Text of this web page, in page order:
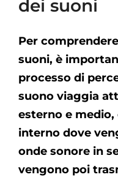
dei suoni
Per
suoni, è
processo di
suono viaggia
esterno e medio,
interno dove
onde sonore in
vengono poi